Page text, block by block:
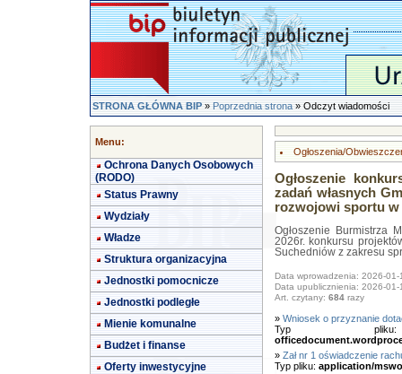
STRONA GŁÓWNA BIP»Poprzednia strona» Odczyt wiadomości
Menu:
Ochrona Danych Osobowych
(RODO)
Status Prawny
Wydziały
Władze
Struktura organizacyjna
Jednostki pomocnicze
Jednostki podległe
Mienie komunalne
Budżet i finanse
Oferty inwestycyjne
Ogłoszenia/
Ogłoszenie
zadań własnych
rozwojowi sportu w
Ogłoszenie Burmistrza
2026r. konkursu
Suchedniów z zakresu
Data wprowadzenia: 2026-01-
Data upublicznienia: 2026-01-
Art. czytany: 684razy
» Wniosek o przyznanie
Typ
» Zał nr 1 oświadczenie
Typ pliku: application/